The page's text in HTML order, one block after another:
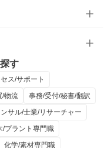
す
ス/サポート
/物流
事務/受付/秘書/翻訳
サル/士業/リサーチャー
/プラント専門職
化学/素材専門職